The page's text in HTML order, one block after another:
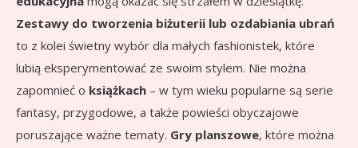
Zestawy do tworzenia biżuterii lub ozdabiania ubrań
to z kolei świetny wybór dla małych fashionistek, które
lubią eksperymentować ze swoim stylem. Nie można
zapomnieć o książkach – w tym wieku popularne są serie
fantasy, przygodowe, a także powieści obyczajowe
poruszające ważne tematy. Gry planszowe, które można